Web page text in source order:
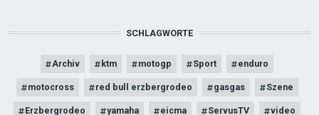
SCHLAGWORTE
Archiv ktm motogp Sport enduro
motocross red bull erzbergrodeo gasgas Szene
Erzbergrodeo yamaha eicma ServusTV video